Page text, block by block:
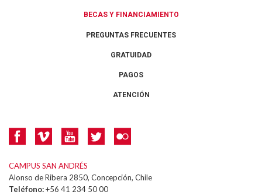
BECAS Y FINANCIAMIENTO
PREGUNTAS FRECUENTES
GRATUIDAD
PAGOS
ATENCIÓN
CAMPUS SAN ANDRÉS
Alonso de Ribera 2850, Concepción, Chile
Teléfono:+56 41 234 50 00